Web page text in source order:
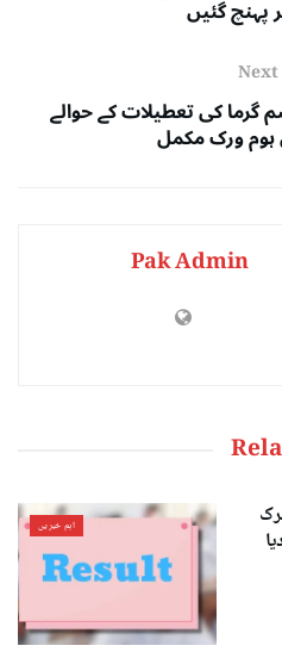
گئیں
Next
گرما کی تعطیلات کے حوالے
ہوم ورک مکمل
Pak Admin
اہم خبریں